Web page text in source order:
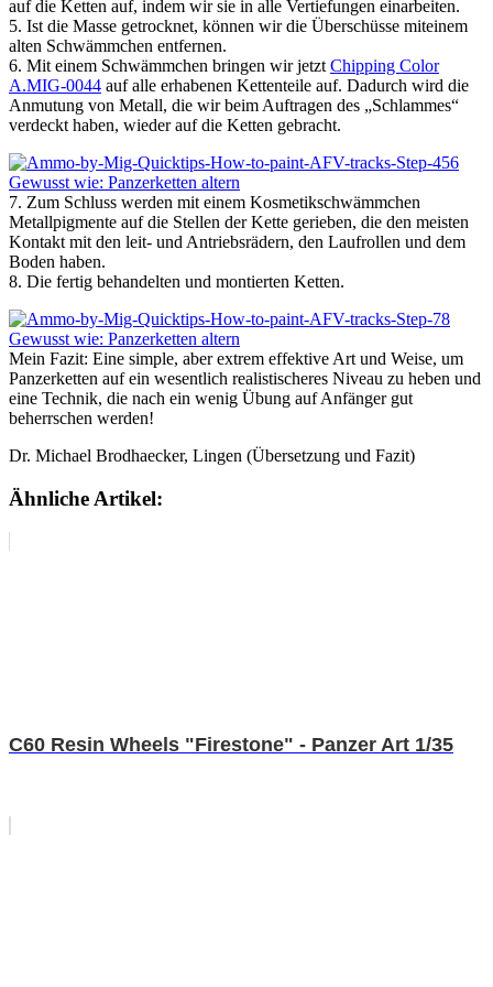
auf die Ketten auf, indem wir sie in alle Vertiefungen einarbeiten.
5. Ist die Masse getrocknet, können wir die Überschüsse miteinem
alten Schwämmchen entfernen.
6. Mit einem Schwämmchen bringen wir jetztChipping Color
A.MIG-0044 auf alle erhabenen Kettenteile auf. Dadurch wird die
Anmutung von Metall, die wir beim Auftragen des „Schlammes“
verdeckt haben, wieder auf die Ketten gebracht.
7. Zum Schluss werden mit einem Kosmetikschwämmchen
Metallpigmente auf die Stellen der Kette gerieben, die den meisten
Kontakt mit den leit- und Antriebsrädern, den Laufrollen und dem
Boden haben.
8. Die fertig behandelten und montierten Ketten.
Mein Fazit: Eine simple, aber extrem effektive Art und Weise, um
Panzerketten auf ein wesentlich realistischeres Niveau zu heben und
eine Technik, die nach ein wenig Übung auf Anfänger gut
beherrschen werden!
Dr. Michael Brodhaecker, Lingen (Übersetzung und Fazit)
Ähnliche Artikel:
C60 Resin Wheels "Firestone" - Panzer Art 1/35